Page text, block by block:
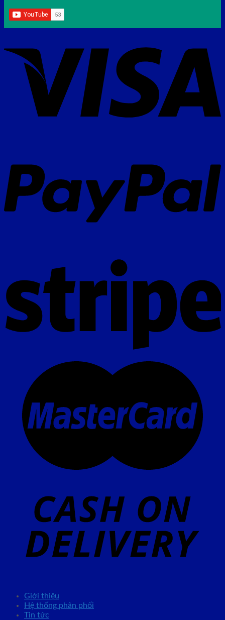
Giới thiệu
Hệ thống phân phối
Tin tức